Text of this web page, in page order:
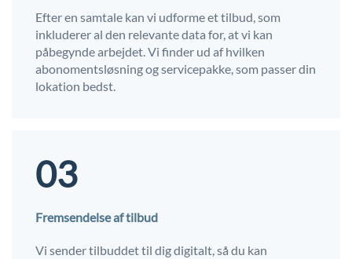
Efter en samtale kan vi udforme et tilbud, som
inkluderer al den relevante data for, at vi kan
påbegynde arbejdet. Vi finder ud af hvilken
abonomentsløsning og servicepakke, som passer din
lokation bedst.
03
Fremsendelse af tilbud
Vi sender tilbuddet til dig digitalt, så du kan